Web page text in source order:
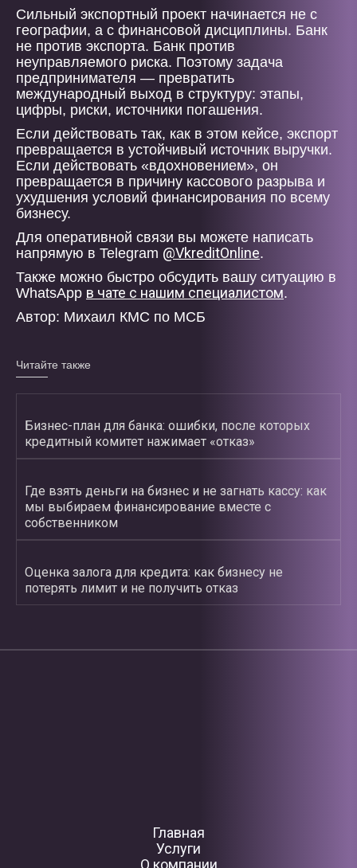
Сильный экспортный проект начинается не с
географии, а с финансовой дисциплины. Банк
не против экспорта. Банк против
неуправляемого риска. Поэтому задача
предпринимателя — превратить
международный выход в структуру: этапы,
цифры, риски, источники погашения.
Если действовать так, как в этом кейсе, экспорт
превращается в устойчивый источник выручки.
Если действовать «вдохновением», он
превращается в причину кассового разрыва и
ухудшения условий финансирования по всему
бизнесу.
Для оперативной связи вы можете написать
напрямую в Telegram @VkreditOnline.
Также можно быстро обсудить вашу ситуацию в
WhatsApp в чате с нашим специалистом.
Автор: Михаил КМС по МСБ
Читайте также
Бизнес-план для банка: ошибки, после которых
кредитный комитет нажимает «отказ»
Где взять деньги на бизнес и не загнать кассу: как
мы выбираем финансирование вместе с
собственником
Оценка залога для кредита: как бизнесу не
потерять лимит и не получить отказ
Главная
Услуги
О компании